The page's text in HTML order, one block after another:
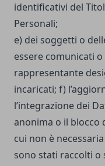
identificativi del
Personali;
e) dei soggetti o
essere comunicati
rappresentante
incaricati; f)
l’integrazione dei
anonima o il blocco
cui non è
sono stati raccolti o